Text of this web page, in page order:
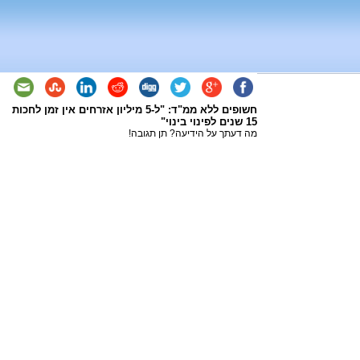
חשופים ללא ממ"ד: "ל-5 מיליון אזרחים אין זמן לחכות
15 שנים לפינוי בינוי"
מה דעתך על הידיעה? תן תגובה!